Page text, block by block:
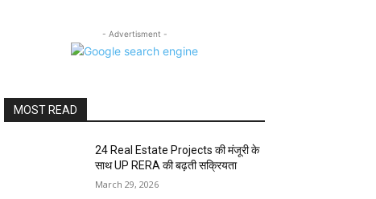
- Advertisment -
MOST READ
24 Real Estate Projects की मंजूरी के
साथ UP RERA की बढ़ती सक्रियता
March 29, 2026